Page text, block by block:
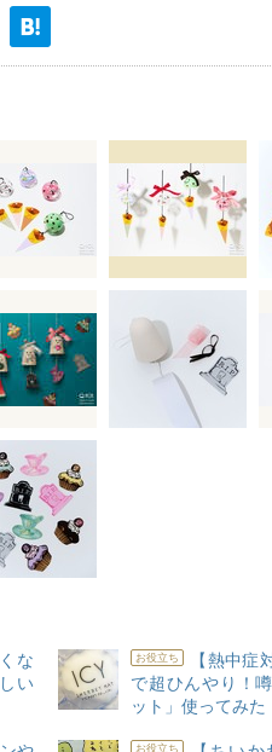
な
い
お役立ち
【熱中症
で超ひんやり！
ット」使ってみた
お役立ち